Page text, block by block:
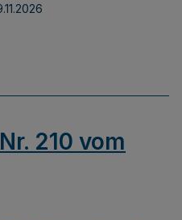
210 vom